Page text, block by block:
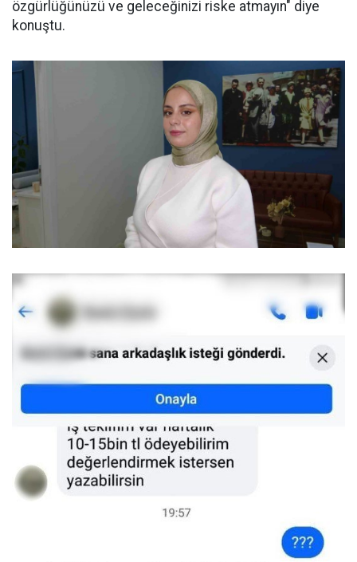
özgürlüğünüzü ve geleceğinizi riske atmayın" diye
konuştu.